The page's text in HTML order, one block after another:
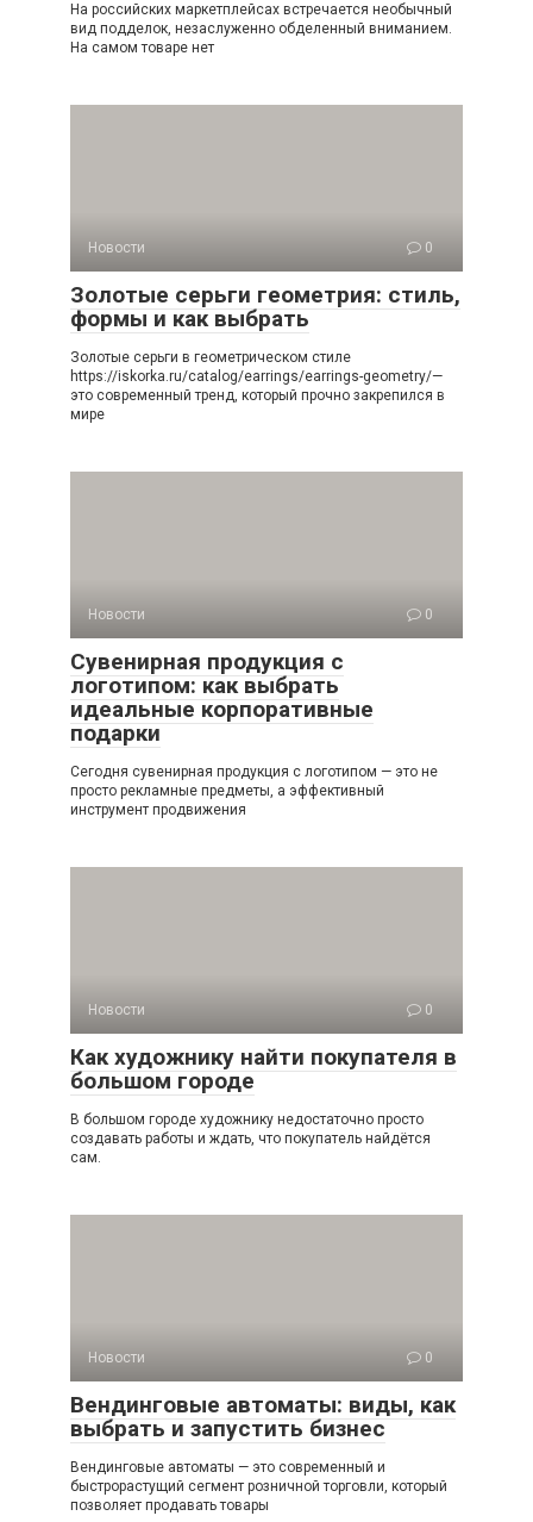
На российских маркетплейсах встречается необычный
вид подделок, незаслуженно обделенный вниманием.
На самом товаре нет
Новости 0
Золотые серьги геометрия: стиль,
формы и как выбрать
Золотые серьги в геометрическом стиле
https://iskorka.ru/catalog/earrings/earrings-geometry/—
это современный тренд, который прочно закрепился в
мире
Новости 0
Сувенирная продукция с
логотипом: как выбрать
идеальные корпоративные
подарки
Сегодня сувенирная продукция с логотипом — это не
просто рекламные предметы, а эффективный
инструмент продвижения
Новости 0
Как художнику найти покупателя в
большом городе
В большом городе художнику недостаточно просто
создавать работы и ждать, что покупатель найдётся
сам.
Новости 0
Вендинговые автоматы: виды, как
выбрать и запустить бизнес
Вендинговые автоматы — это современный и
быстрорастущий сегмент розничной торговли, который
позволяет продавать товары